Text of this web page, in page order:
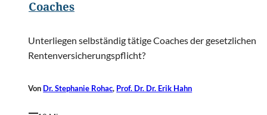
Coaches
Unterliegen selbständig tätige Coaches der gesetzlichen
Rentenversicherungspflicht?
Von Dr. Stephanie Rohac, Prof. Dr. Dr. Erik Hahn